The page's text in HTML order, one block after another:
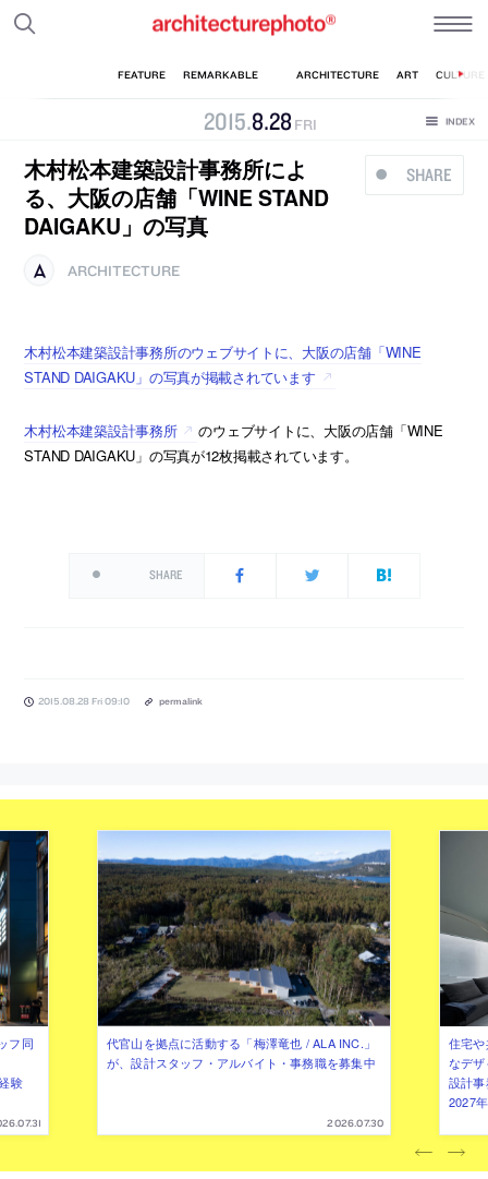
2015.8.28 FRI
SHARE
木村松本建築設計事務所によ
る、大阪の店舗「WINE STAND
DAIGAKU」の写真
ARCHITECTURE
木村松本建築設計事務所のウェブサイトに、大阪の店舗「WINE
STAND DAIGAKU」の写真が掲載されています
木村松本建築設計事務所
のウェブサイトに、大阪の店舗「WINE
STAND DAIGAKU」の写真が12枚掲載されています。
SHARE
2015.08.28 Fri 09:10 permalink
フ同
験
代官山を拠点に活動する「梅澤竜也 / ALA INC.」
が、設計スタッフ・アルバイト・事務職を募集中
2026.07.30
住宅
なデ
設計
2027